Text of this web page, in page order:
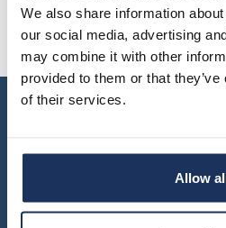
We also share information
our social media, advertising
may combine it with other
provided to them or that
of their services.
Allow
Sökkriterium och ruttext
“Födelseår”